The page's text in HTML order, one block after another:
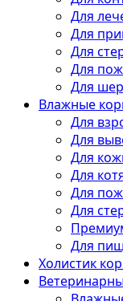
Для
Для
Для
Для
Для
Влажные
Для
Для
Для
Для
Для
Для
Для
Холистик